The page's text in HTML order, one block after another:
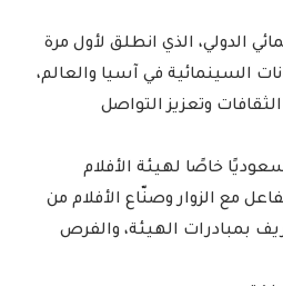
الدولي، الذي انطلق لأول مرة
السينمائية في آسيا والعالم،
وتعزيز التواصل
خاصًا لهيئة الأفلام
مع الزوار وصنّاع الأفلام من
بمبادرات الهيئة، والفرص